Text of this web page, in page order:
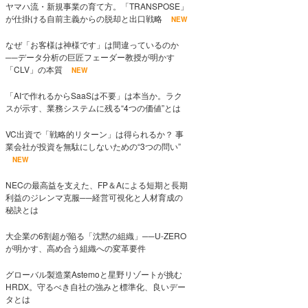
ヤマハ流・新規事業の育て方。「TRANSPOSE」
が仕掛ける自前主義からの脱却と出口戦略
NEW
なぜ「お客様は神様です」は間違っているのか
──データ分析の巨匠フェーダー教授が明かす
「CLV」の本質
NEW
「AIで作れるからSaaSは不要」は本当か。ラク
スが示す、業務システムに残る“4つの価値”とは
VC出資で「戦略的リターン」は得られるか？ 事
業会社が投資を無駄にしないための“3つの問い”
NEW
NECの最高益を支えた、FP＆Aによる短期と長期
利益のジレンマ克服──経営可視化と人材育成の
秘訣とは
大企業の6割超が陥る「沈黙の組織」──U-ZERO
が明かす、高め合う組織への変革要件
グローバル製造業Astemoと星野リゾートが挑む
HRDX。守るべき自社の強みと標準化、良いデー
タとは